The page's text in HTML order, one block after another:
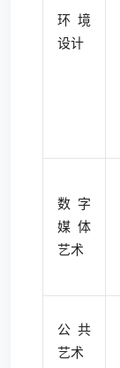
环境
设计
数字
媒体
艺术
公共
艺术